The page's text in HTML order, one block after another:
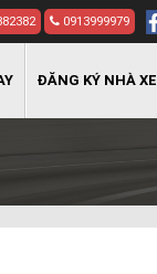
0913999979
ĐĂNG KÝ NHÀ XE